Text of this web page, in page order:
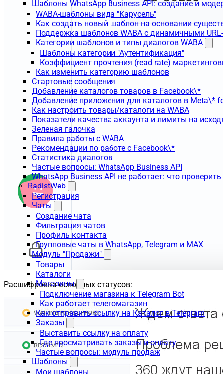
Шаблоны WhatsApp Business API: создание и
WABA-шаблоны вида "Карусель"
Как создать новый шаблон на основании
Поддержка шаблонов WABA с динамичными
Категории шаблонов и типы диалогов WABA
Шаблоны категории "Аутентификация"
Коэффициент прочтения (read rate)
Как изменить категорию шаблонов
Стартовые сообщения
Добавление каталогов товаров в Facebook\*
Добавление приложения для каталогов в Meta\*
Как настроить товары/каталоги на WABA
Показатели качества аккаунта и лимиты на
Зеленая галочка
Правила работы с WABA
Рекомендации по работе с Facebook\*
Статистика диалогов
Частые вопросы: WhatsApp Business API
WhatsApp Business API не работает: что проверить
RadistWeb
Регистрация
Чаты
Создание чата
Фильтрация чатов
Профиль контакта
Групповые чаты в WhatsApp, Telegram и MAX
Модуль "Продажи"
Товары
Каталоги
Магазины
Подключение магазина к Telegram Bot
Как работает телегомагазин
Как отправить ссылку на Каталог в Telegram
Заказы
Выставить ссылку на оплату
Где просматривать заказы и оплату
Частые вопросы: модуль продаж
Шаблоны
Мои шаблоны
Расшифровка основных статусов: